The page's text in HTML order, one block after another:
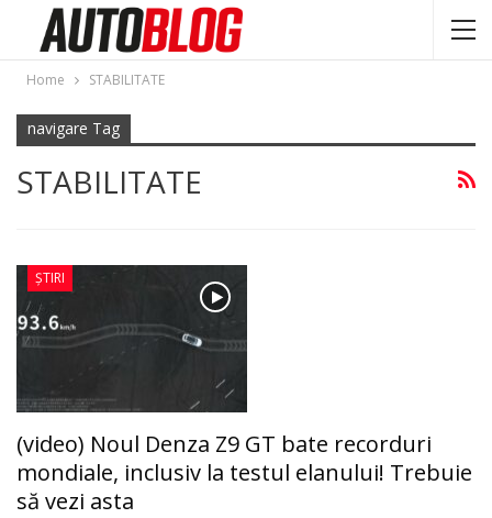
Home STABILITATE
navigare Tag
STABILITATE
ȘTIRI
(video) Noul Denza Z9 GT bate recorduri
mondiale, inclusiv la testul elanului! Trebuie
să vezi asta